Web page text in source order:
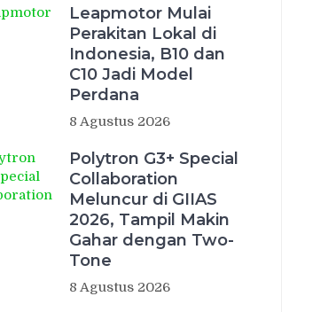
Leapmotor Mulai
Perakitan Lokal di
Indonesia, B10 dan
C10 Jadi Model
Perdana
8 Agustus 2026
Polytron G3+ Special
Collaboration
Meluncur di GIIAS
2026, Tampil Makin
Gahar dengan Two-
Tone
8 Agustus 2026